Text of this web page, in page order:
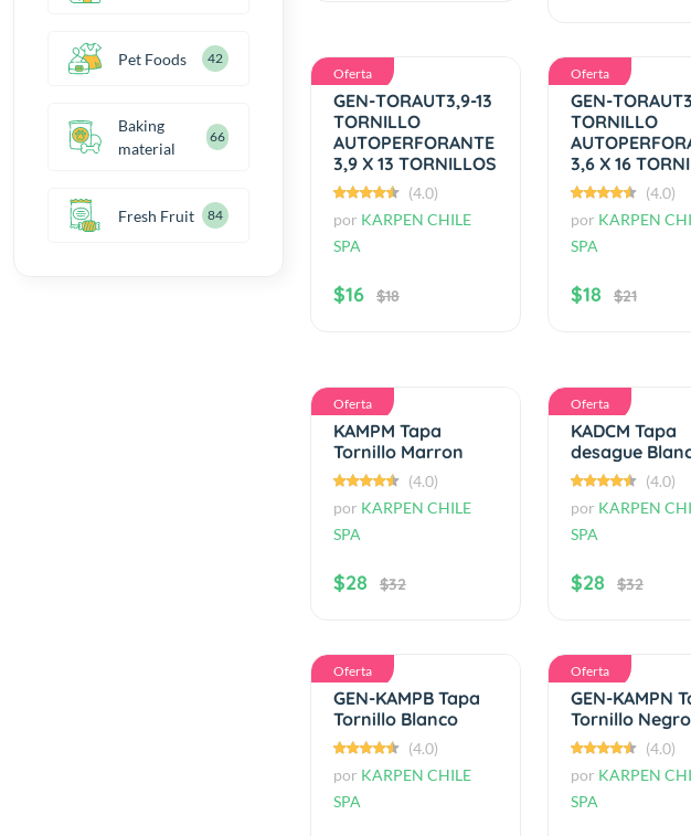
Oferta
GEN-TORAUT3,9-13
TORNILLO
AUTOPERFORANTE
3,9 X 13 TORNILLOS
(4.0)
por KARPEN CHILE
SPA
$16 $18
Oferta
GEN-
TORNILLO
3,6 X 16
(4.0)
por KARPEN
SPA
$18 $21
Oferta
KAMPM Tapa
Tornillo Marron
(4.0)
por KARPEN CHILE
SPA
$28 $32
Oferta
KADCM Tapa
desague
(4.0)
por KARPEN
SPA
$28 $32
Oferta
GEN-KAMPB Tapa
Tornillo Blanco
(4.0)
por KARPEN CHILE
SPA
Oferta
GEN-KAMPN
Tornillo Negro
(4.0)
por KARPEN
SPA
Pet Foods 42
Baking
material
68
Fresh Fruit 87